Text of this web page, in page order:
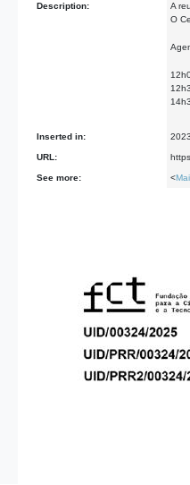
Description:
A
O
Inserted in:
URL:
See more: <